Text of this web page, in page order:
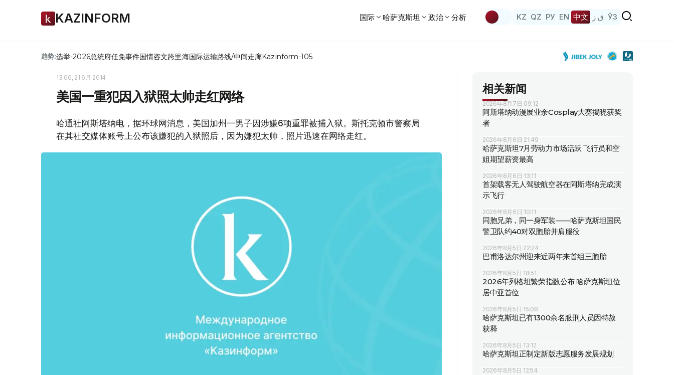
KAZINFORM 国际 哈萨克斯坦 政治 分析 KZ QZ РУ EN 中文 ق ز ЎЗ
趋势:选举-2026总统府任免事件国情咨文跨里海国际运输路线/中间走廊Kazinform-105
13:06, 21 6月 2014
美国一重犯因入狱照太帅走红网络
哈通社阿斯塔纳电，据环球网消息，美国加州一男子因涉嫌6项重罪被捕入狱。斯托克顿市警察局
在其社交媒体账号上公布该嫌犯的入狱照后，因为嫌犯太帅，照片迅速在网络走红。
相关新闻
2026年8月7日 09:12
阿斯塔纳动漫展业余Cosplay大赛揭晓获奖
者
2026年8月6日 21:49
哈萨克斯坦7月劳动力市场活跃 飞行员和空
姐期望薪资最高
2026年8月6日 13:11
首架载客无人驾驶航空器在阿斯塔纳完成演
示飞行
2026年8月6日 10:11
同胞兄弟，同一身军装——哈萨克斯坦国民
警卫队约40对双胞胎并肩服役
2026年8月5日 22:24
巴甫洛达尔州迎来近两年来首组三胞胎
2026年8月5日 18:51
2026年列格坦繁荣指数公布 哈萨克斯坦位
居中亚首位
2026年8月5日 15:08
哈萨克斯坦已有1300余名服刑人员因特赦
获释
2026年8月5日 13:12
哈萨克斯坦正制定新版志愿服务发展规划
2026年8月5日 12:54